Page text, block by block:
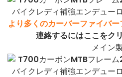
より多くのカーバーファイバ
連絡するにはここをク
メイン